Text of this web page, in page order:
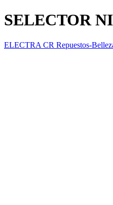
SELECTOR
ELECTRA CR Repuestos-